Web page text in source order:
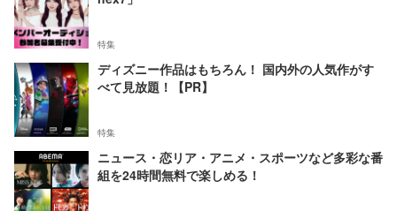
特集
ディズニー作品はもちろん！ 国内外の人気作がす
べて見放題！【PR】
特集
ニュース・恋リア・アニメ・スポーツなど多彩な番
組を24時間無料で楽しめる！